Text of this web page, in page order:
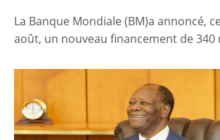
La Banque Mondiale (BM)a annoncé,
août, un nouveau financement de 340